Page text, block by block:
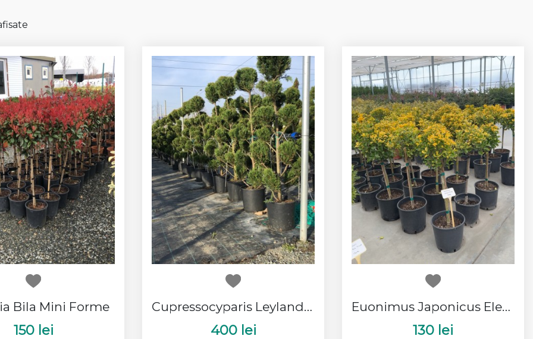
Bila Mini Forme
150 lei
Cupressocyparis Leylandi Pon Pon
400 lei
Euonimus Japonicus Elegantissimus Aureus 1 Bila
130 lei